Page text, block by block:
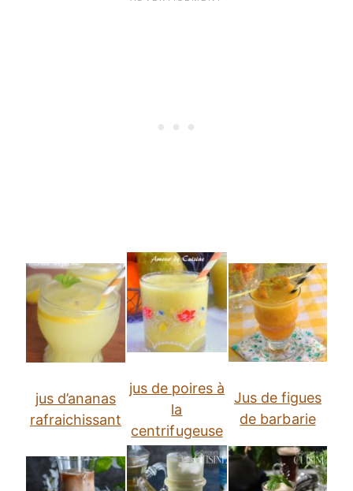
jus d’ananas
rafraichissant
jus de poires à
la
centrifugeuse
Jus de figues
de barbarie